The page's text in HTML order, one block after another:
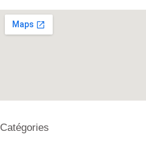
Catégories